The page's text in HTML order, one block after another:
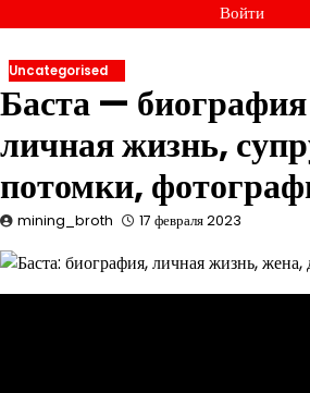
Войти
Uncategorised
Баста — биография
личная жизнь,
потомки,
mining_broth 17 февраля 2023